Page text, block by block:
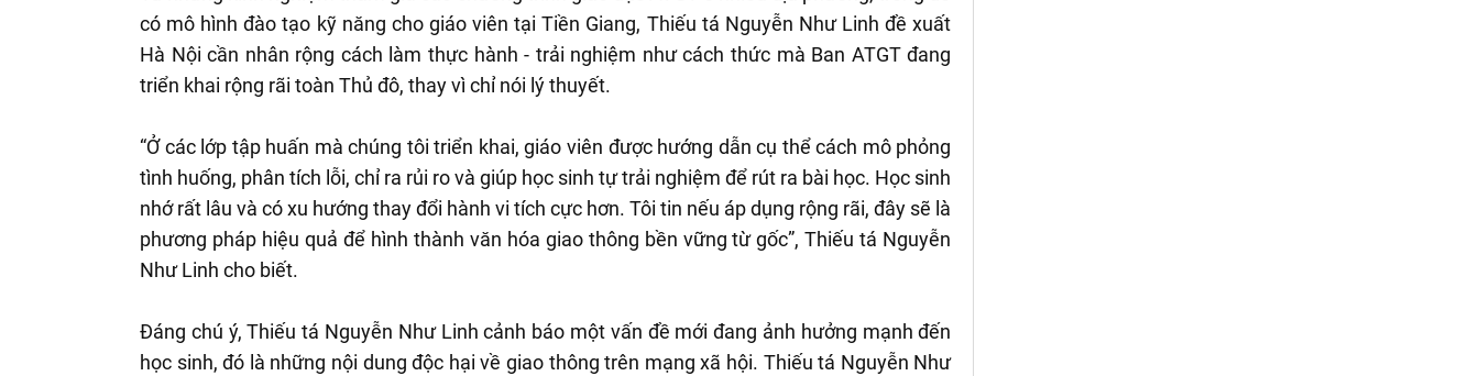
có mô hình đào tạo kỹ năng cho giáo viên tại Tiền Giang, Thiếu tá Nguyễn Như Linh đề xuất
Hà Nội cần nhân rộng cách làm thực hành - trải nghiệm như cách thức mà Ban ATGT đang
triển khai rộng rãi toàn Thủ đô, thay vì chỉ nói lý thuyết.
“Ở các lớp tập huấn mà chúng tôi triển khai, giáo viên được hướng dẫn cụ thể cách mô phỏng
tình huống, phân tích lỗi, chỉ ra rủi ro và giúp học sinh tự trải nghiệm để rút ra bài học. Học sinh
nhớ rất lâu và có xu hướng thay đổi hành vi tích cực hơn. Tôi tin nếu áp dụng rộng rãi, đây sẽ là
phương pháp hiệu quả để hình thành văn hóa giao thông bền vững từ gốc”, Thiếu tá Nguyễn
Như Linh cho biết.
Đáng chú ý, Thiếu tá Nguyễn Như Linh cảnh báo một vấn đề mới đang ảnh hưởng mạnh đến
học sinh, đó là những nội dung độc hại về giao thông trên mạng xã hội. Thiếu tá Nguyễn Như